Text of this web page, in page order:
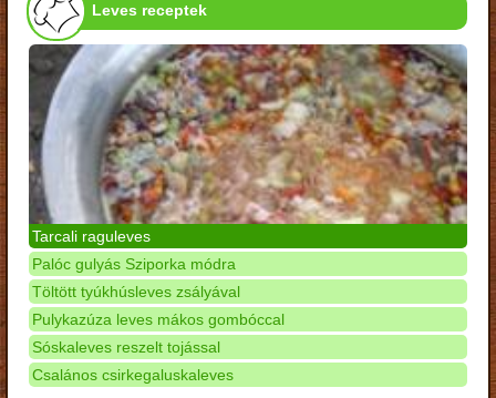
Leves receptek
Tarcali raguleves
Palóc gulyás Sziporka módra
Töltött tyúkhúsleves zsályával
Pulykazúza leves mákos gombóccal
Sóskaleves reszelt tojással
Csalános csirkegaluskaleves